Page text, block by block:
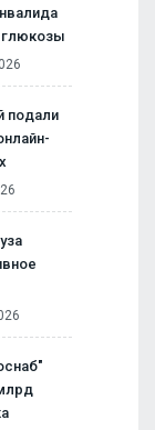
глюкозы
подали